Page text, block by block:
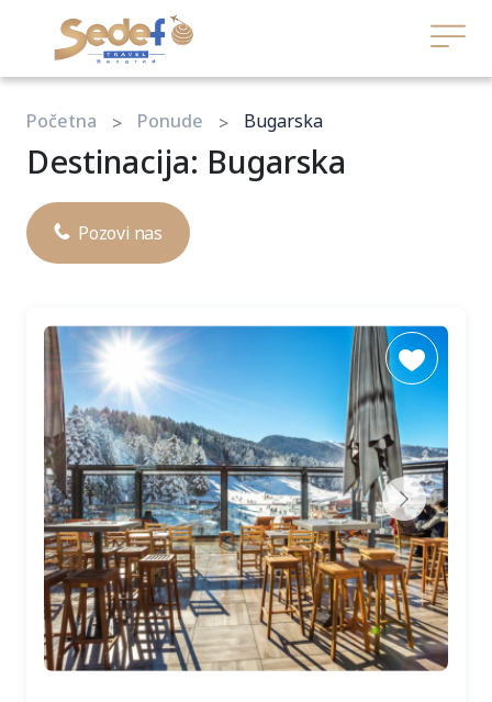
Početna Ponude Bugarska
Destinacija: Bugarska
Pozovi nas